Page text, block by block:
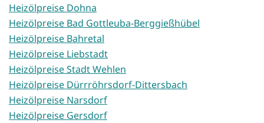
Heizölpreise Dohna
Heizölpreise Bad Gottleuba-Berggießhübel
Heizölpreise Bahretal
Heizölpreise Liebstadt
Heizölpreise Stadt Wehlen
Heizölpreise Dürrröhrsdorf-Dittersbach
Heizölpreise Narsdorf
Heizölpreise Gersdorf